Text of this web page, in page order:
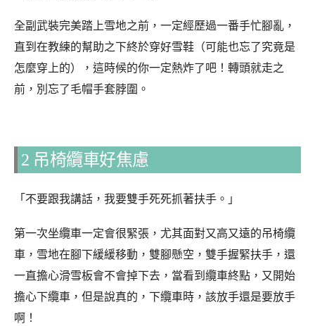
全副武裝完美踏上雪地之前，一定經歷過一番手忙腳亂，
直到在教練的幫助之下終於穿好雪鞋（可能也忘了究竟是
怎麼穿上的），這時候的你一定熱炸了吧！轉頭就走之
前，別忘了毛帽手套脖圍。
2 吊椅纜車好焦慮
「不要跟我講話，我要雙手死死抓著扶手。」
第一次坐纜車一定會很緊張，尤其面對又高又遠的吊椅纜
車，雪地在腳下緩緩移動，雙腳懸空，雙手握緊扶手，還
一直擔心滑雪板會不會掉下去，當看到纜車終點，又開始
擔心下纜車，但是說真的，下纜車時，該放手還是要放手
啊！